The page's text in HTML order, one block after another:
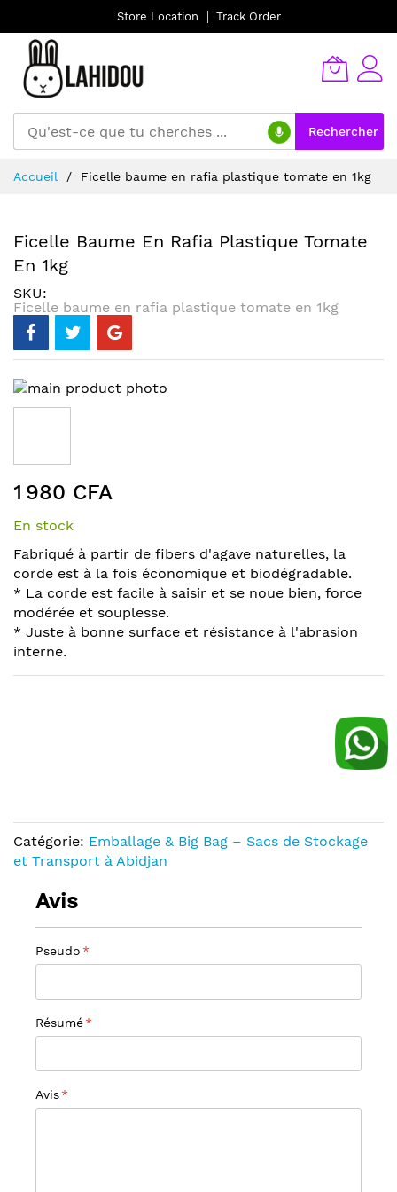
Store Location Track Order
Rechercher
au
Accueil Ficelle baume en rafia plastique tomate en 1kg
Ficelle Baume En Rafia Plastique Tomate
En 1kg
SKU
Ficelle baume en rafia plastique tomate en 1kg
Skip
to
of
the
images
gallery
to
beginning
of
the
images
gallery
1 980 CFA
En stock
Fabriqué à partir de fibers d'agave naturelles, la
corde est à la fois économique et biodégradable.
* La corde est facile à saisir et se noue bien, force
modérée et souplesse.
* Juste à bonne surface et résistance à l'abrasion
interne.
Catégorie: Emballage & Big Bag – Sacs de Stockage
et Transport à Abidjan
Avis
Pseudo
Résumé
Avis